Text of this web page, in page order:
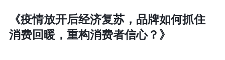
《疫情放开后经济复苏，品牌如何抓住
消费回暖，重构消费者信心？》